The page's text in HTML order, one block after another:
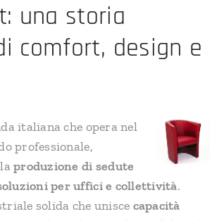
una storia
comfort, design e
italiana che opera nel
professionale,
produzione di sedute
per uffici e collettività.
solida che unisce capacità